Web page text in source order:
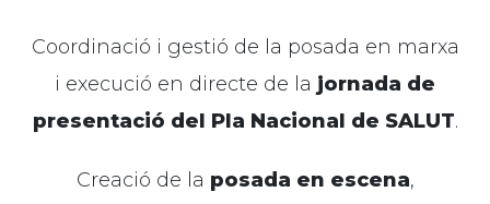
Coordinació i gestió de la posada en marxa
i execució en directe de la jornada de
presentació del Pla Nacional de SALUT.
Creació de la posada en escena,